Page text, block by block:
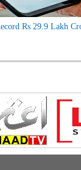
Rs 29.9 Lakh